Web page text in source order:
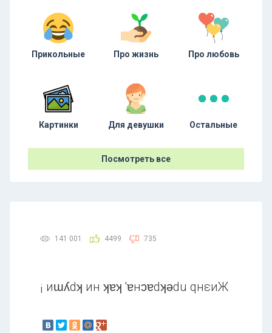
Прикольные Про жизнь Про любовь
Картинки Для девушки Остальные
Посмотреть все
141 001 4499 735
¡ иɯʎdʞ ин ʞɐʞ 'ɐнɔɐdʞǝdu qнεиЖ